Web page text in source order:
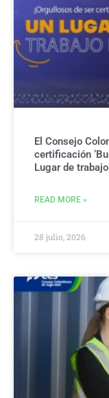
El Consejo
certificación
Lugar de
READ MORE »
28 julio, 2026